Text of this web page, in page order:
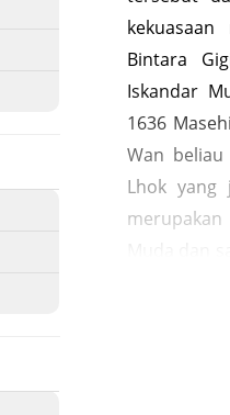
Bintara
Iskandar
1636
Wan
Lhok yang
itu
ke Kuala